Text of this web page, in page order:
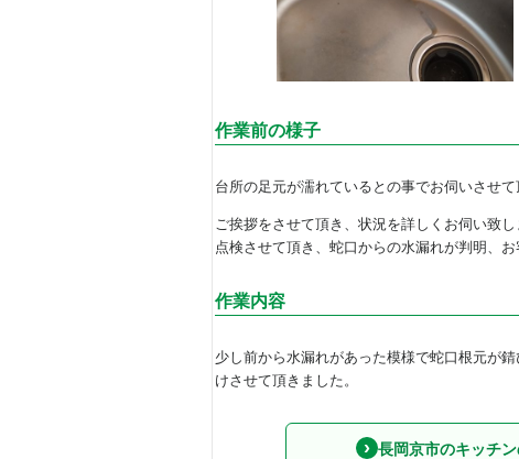
作業前の様子
台所の足元が濡れているとの事でお伺いさせて
ご挨拶をさせて頂き、状況を詳しくお伺い致
点検させて頂き、蛇口からの水漏れが判明、
作業内容
少し前から水漏れがあった模様で蛇口根元が
けさせて頂きました。
長岡京市のキッチ